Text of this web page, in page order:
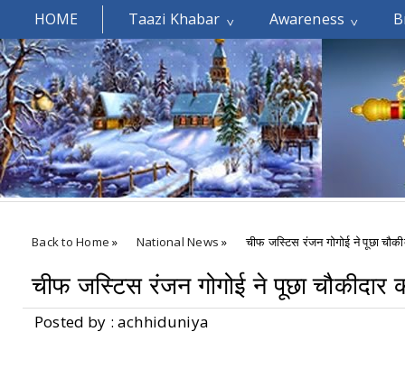
HOME Taazi Khabar Awareness
Welcomes You.....
Back to Home » National News » चीफ जस्टिस रंजन गोगोई ने पूछा
चीफ जस्टिस रंजन गोगोई ने पूछा चौकीदार
Posted by : achhiduniya